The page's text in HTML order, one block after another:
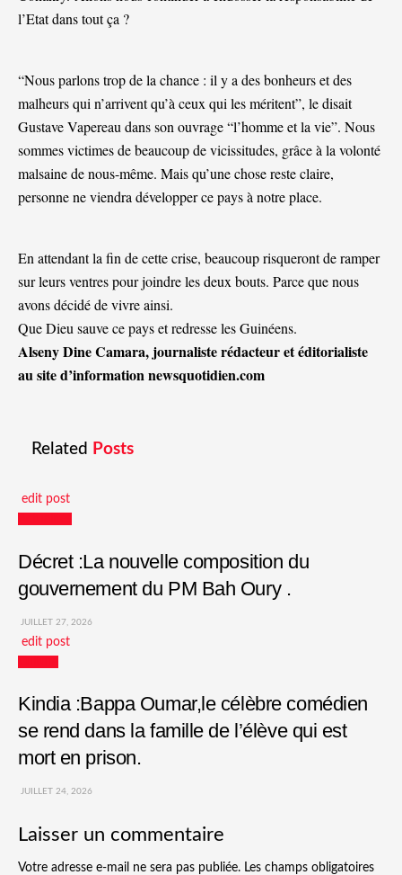
l’Etat dans tout ça ?
“Nous parlons trop de la chance : il y a des bonheurs et des
malheurs qui n’arrivent qu’à ceux qui les méritent”, le disait
Gustave Vapereau dans son ouvrage “l’homme et la vie”. Nous
sommes victimes de beaucoup de vicissitudes, grâce à la volonté
malsaine de nous-même. Mais qu’une chose reste claire,
personne ne viendra développer ce pays à notre place.
En attendant la fin de cette crise, beaucoup risqueront de ramper
sur leurs ventres pour joindre les deux bouts. Parce que nous
avons décidé de vivre ainsi.
Que Dieu sauve ce pays et redresse les Guinéens.
Alseny Dine Camara, journaliste rédacteur et éditorialiste
au site d’information newsquotidien.com
Related Posts
edit post
Décret :La nouvelle composition du
gouvernement du PM Bah Oury .
JUILLET 27, 2026
edit post
Kindia :Bappa Oumar,le célèbre comédien
se rend dans la famille de l’élève qui est
mort en prison.
JUILLET 24, 2026
Laisser un commentaire
Votre adresse e-mail ne sera pas publiée. Les champs obligatoires